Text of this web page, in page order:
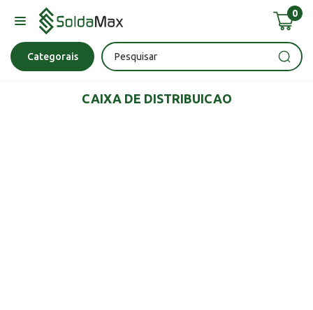
0
Categorais
Bateria Chave Impacto Esmerilhadeira
CAIXA DE DISTRIBUICAO